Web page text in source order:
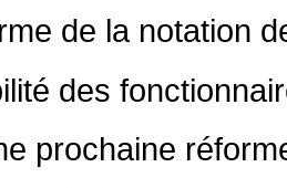
de la notation
des
prochaine